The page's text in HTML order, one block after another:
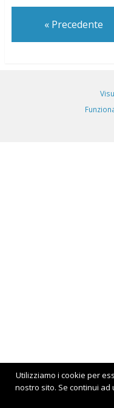
« Precedente
Utilizziamo i cookie per
nostro sito. Se continui